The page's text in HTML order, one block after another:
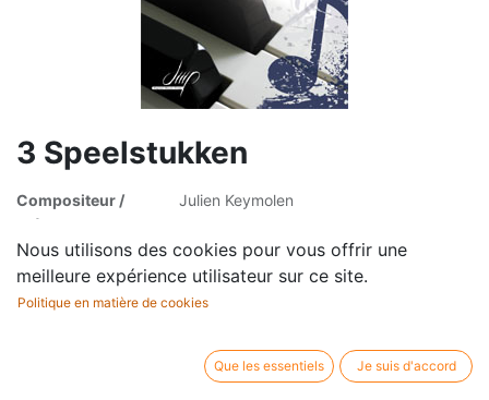
3 Speelstukken
Compositeur /
auteur:
Julien Keymolen
Profession:
Piano (4 mains)
Editeur / marque:
Digital Music Print
Type d'article:
Nous utilisons des cookies pour vous offrir une
meilleure expérience utilisateur sur ce site.
Politique en matière de cookies
Que les essentiels Je suis d'accord